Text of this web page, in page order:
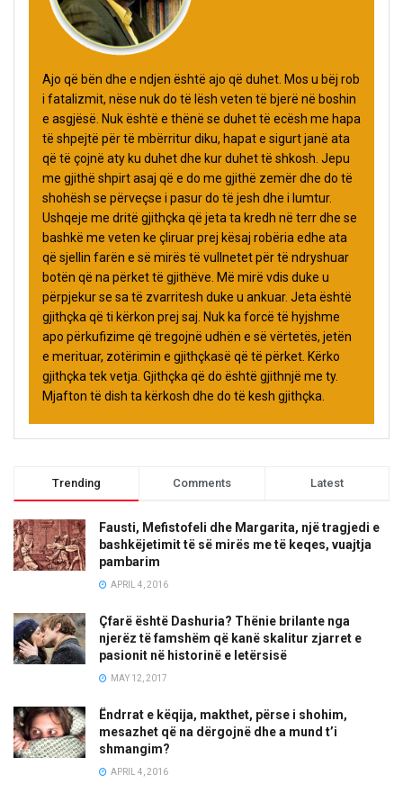
Ajo që bën dhe e ndjen është ajo që duhet. Mos u bëj rob
i fatalizmit, nëse nuk do të lësh veten të bjerë në boshin
e asgjësë. Nuk është e thënë se duhet të ecësh me hapa
të shpejtë për të mbërritur diku, hapat e sigurt janë ata
që të çojnë aty ku duhet dhe kur duhet të shkosh. Jepu
me gjithë shpirt asaj që e do me gjithë zemër dhe do të
shohësh se përveçse i pasur do të jesh dhe i lumtur.
Ushqeje me dritë gjithçka që jeta ta kredh në terr dhe se
bashkë me veten ke çliruar prej kësaj robëria edhe ata
që sjellin farën e së mirës të vullnetet për të ndryshuar
botën që na përket të gjithëve. Më mirë vdis duke u
përpjekur se sa të zvarritesh duke u ankuar. Jeta është
gjithçka që ti kërkon prej saj. Nuk ka forcë të hyjshme
apo përkufizime që tregojnë udhën e së vërtetës, jetën
e merituar, zotërimin e gjithçkasë që të përket. Kërko
gjithçka tek vetja. Gjithçka që do është gjithnjë me ty.
Mjafton të dish ta kërkosh dhe do të kesh gjithçka.
Trending Comments Latest
Fausti, Mefistofeli dhe Margarita, një tragjedi e
bashkëjetimit të së mirës me të keqes, vuajtja
pambarim
APRIL 4, 2016
Çfarë është Dashuria? Thënie brilante nga
njerëz të famshëm që kanë skalitur zjarret e
pasionit në historinë e letërsisë
MAY 12, 2017
Ëndrrat e këqija, makthet, përse i shohim,
mesazhet që na dërgojnë dhe a mund t’i
shmangim?
APRIL 4, 2016